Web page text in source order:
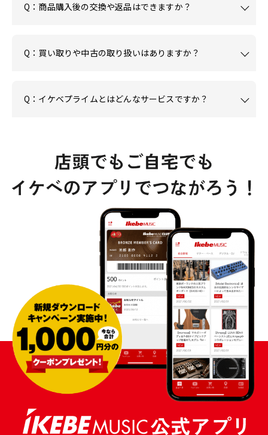
Q：商品購入後の交換や返品はできますか？
Q：買い取りや中古の取り扱いはありますか？
Q：イケベプライムとはどんなサービスですか？